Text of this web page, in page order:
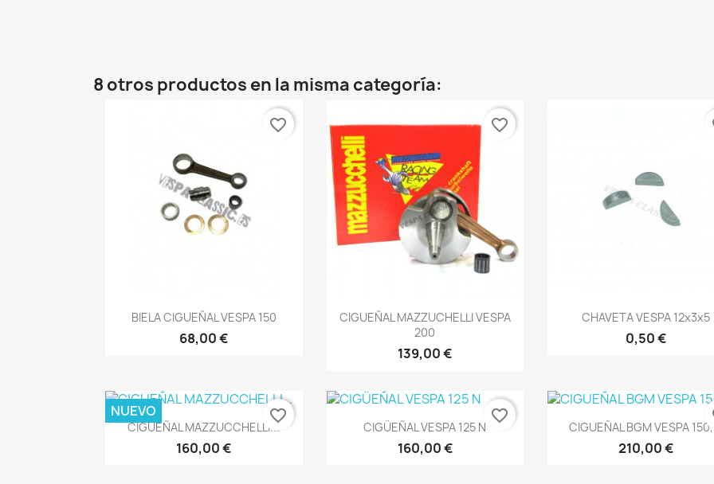
8 otros productos en la misma categoría:
Vista rápida
BIELA CIGUEÑAL VESPA 150
68,00 €
favorite_border
 Vista rápida
CIGUEÑAL MAZZUCHELLI VESPA
200
139,00 €
favorite_border
Vista rápida
CHAVETA VESPA 12x3x5
0,50 €
Vista rápida
CIGUEÑAL MAZZUCCHELLI...
160,00 €
NUEVO favorite_border Vista rápida
CIGÜEÑAL VESPA 125 N
160,00 €
favorite_border Vista rápida
CIGUEÑAL BGM VESPA
210,00 €